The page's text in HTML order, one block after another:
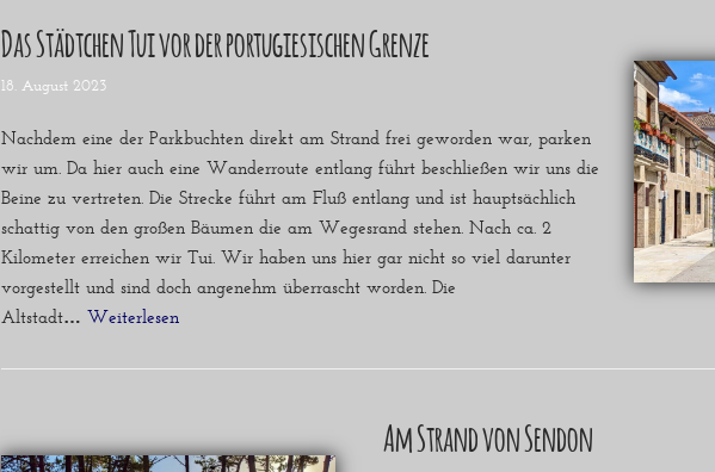
Das Städtchen Tui vor der portugiesischen Grenze
18. August 2023
Nachdem eine der Parkbuchten direkt am Strand frei geworden war, parken
wir um. Da hier auch eine Wanderroute entlang führt beschließen wir uns die
Beine zu vertreten. Die Strecke führt am Fluß entlang und ist hauptsächlich
schattig von den großen Bäumen die am Wegesrand stehen. Nach ca. 2
Kilometer erreichen wir Tui. Wir haben uns hier gar nicht so viel darunter
vorgestellt und sind doch angenehm überrascht worden. Die
Altstadt… Weiterlesen »
Am Strand von Sendon